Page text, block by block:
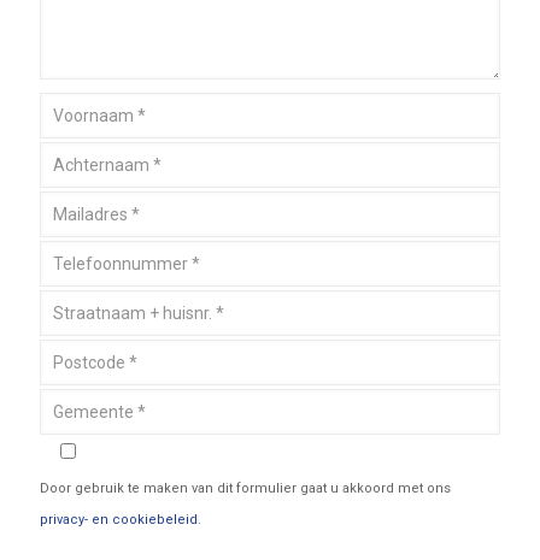
Door gebruik te maken van dit formulier gaat u akkoord met ons
privacy- en cookiebeleid.